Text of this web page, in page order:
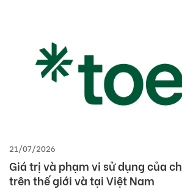
21/07/2026
Giá trị và phạm vi sử dụng của
trên thế giới và tại Việt Nam